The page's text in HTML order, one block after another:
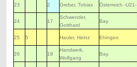
23 2 Greber, Tobias Österreich -U21-
24 17
Schwender,
Gotthard
Bay.
25 5 Hauler, Heinz Ehingen
26 18
Handwerk,
Wolfgang
Bay.